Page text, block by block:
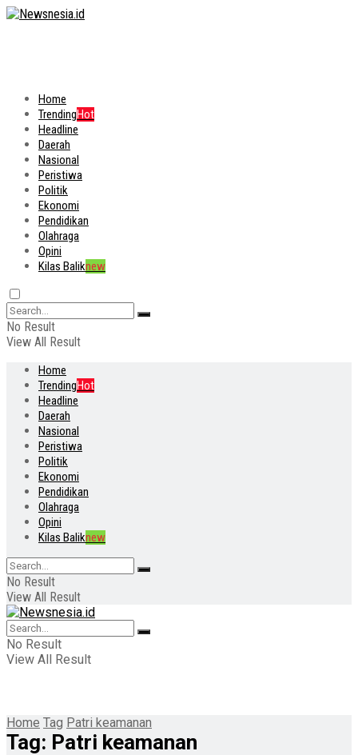
Home
TrendingHot
Headline
Daerah
Nasional
Peristiwa
Politik
Ekonomi
Pendidikan
Olahraga
Opini
Kilas Baliknew
No Result
View All Result
Home
TrendingHot
Headline
Daerah
Nasional
Peristiwa
Politik
Ekonomi
Pendidikan
Olahraga
Opini
Kilas Baliknew
No Result
View All Result
No Result
View All Result
Home Tag Patri keamanan
Tag: Patri keamanan